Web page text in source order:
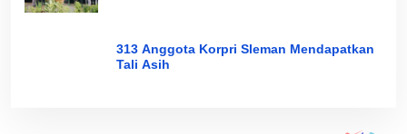
313 Anggota Korpri Sleman Mendapatkan
Tali Asih